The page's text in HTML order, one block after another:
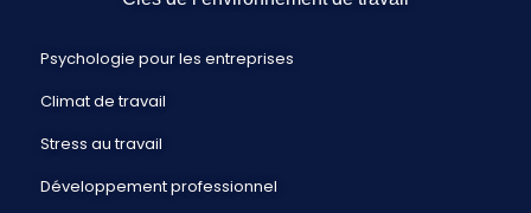
Psychologie pour les entreprises
Climat de travail
Stress au travail
Développement professionnel